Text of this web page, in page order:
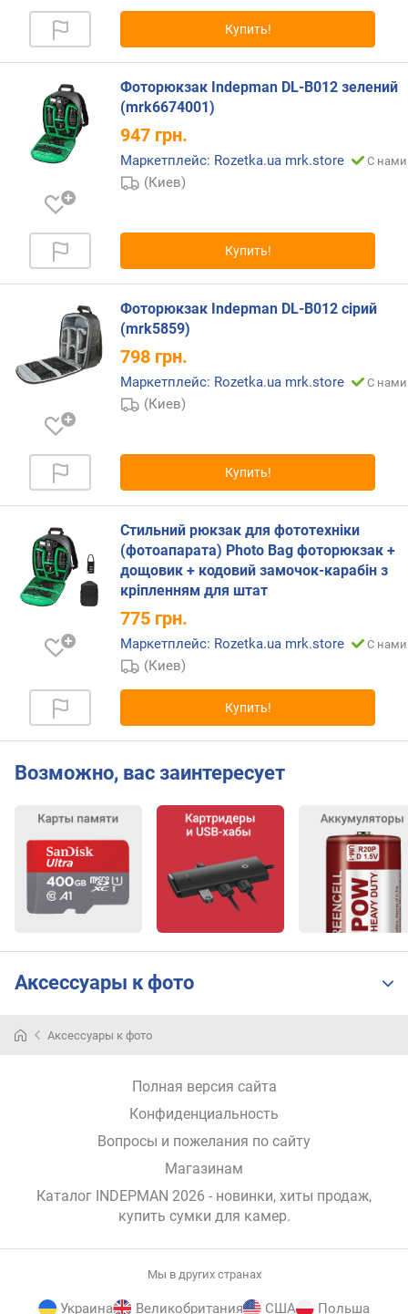
Купить!
Фоторюкзак Indepman DL-B012 зелений
(mrk6674001)
947 грн.
Маркетплейс: Rozetka.ua mrk.store С нами
(Киев)
Купить!
Фоторюкзак Indepman DL-B012 сірий
(mrk5859)
798 грн.
Маркетплейс: Rozetka.ua mrk.store С нами
(Киев)
Купить!
Стильний рюкзак для фототехніки
(фотоапарата) Photo Bag фоторюкзак +
дощовик + кодовий замочок-карабін з
кріпленням для штат
775 грн.
Маркетплейс: Rozetka.ua mrk.store С нами
(Киев)
Купить!
Возможно, вас заинтересует
Аксессуары к фото
Аксессуары к фото
Полная версия сайта
Конфиденциальность
Вопросы и пожелания по сайту
Магазинам
Каталог INDEPMAN 2026 - новинки, хиты продаж,
купить сумки для камер.
Мы в других странах
Украина Великобритания США Польша